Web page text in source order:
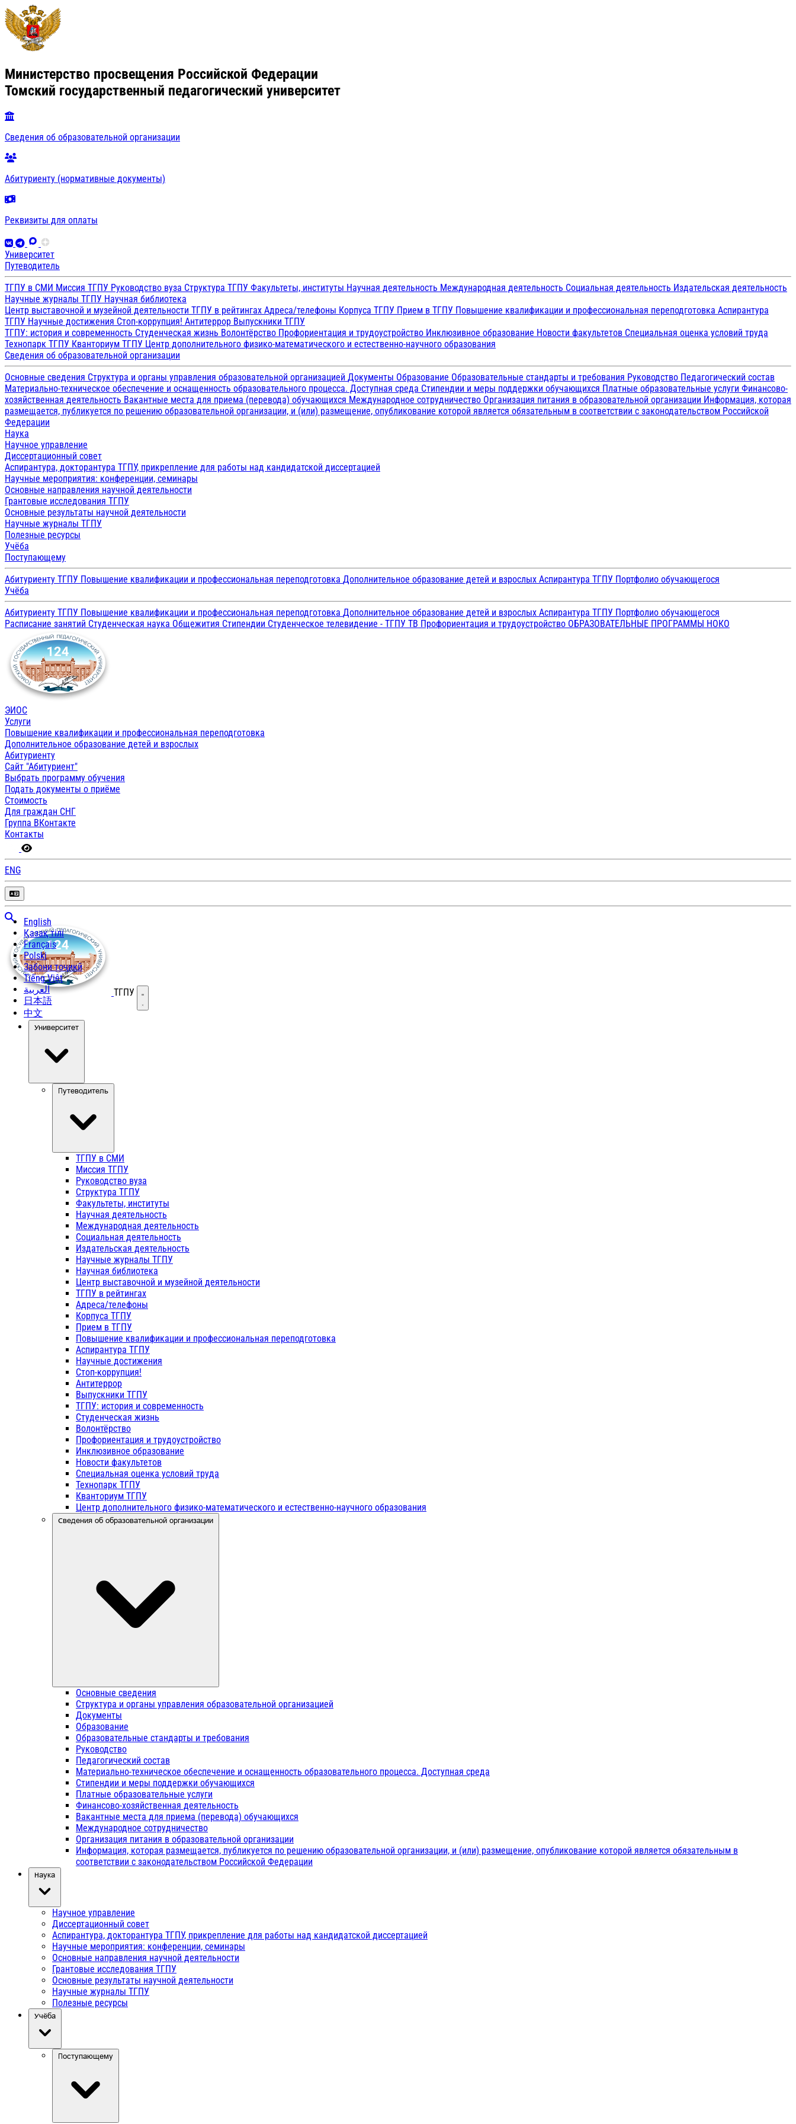
Министерство просвещения Российской Федерации
Томский государственный педагогический университет
Сведения об образовательной организации
Абитуриенту (нормативные документы)
Реквизиты для оплаты
Университет
Путеводитель
ТГПУ в СМИ Миссия ТГПУ Руководство вуза Структура ТГПУ Факультеты, институты Научная деятельность Международная деятельность Социальная деятельность Издательская деятельность
Научные журналы ТГПУ Научная библиотека
Центр выставочной и музейной деятельности ТГПУ в рейтингах Адреса/телефоны Корпуса ТГПУ Прием в ТГПУ Повышение квалификации и профессиональная переподготовка Аспирантура
ТГПУ Научные достижения Стоп-коррупция! Антитеррор Выпускники ТГПУ
ТГПУ: история и современность Студенческая жизнь Волонтёрство Профориентация и трудоустройство Инклюзивное образование Новости факультетов Специальная оценка условий труда
Технопарк ТГПУ Кванториум ТГПУ Центр дополнительного физико-математического и естественно-научного образования
Сведения об образовательной организации
Основные сведения Структура и органы управления образовательной организацией Документы Образование Образовательные стандарты и требования Руководство Педагогический состав
Материально-техническое обеспечение и оснащенность образовательного процесса. Доступная среда Стипендии и меры поддержки обучающихся Платные образовательные услуги Финансово-
хозяйственная деятельность Вакантные места для приема (перевода) обучающихся Международное сотрудничество Организация питания в образовательной организации Информация, которая
размещается, публикуется по решению образовательной организации, и (или) размещение, опубликование которой является обязательным в соответствии с законодательством Российской
Федерации
Наука
Научное управление
Диссертационный совет
Аспирантура, докторантура ТГПУ, прикрепление для работы над кандидатской диссертацией
Научные мероприятия: конференции, семинары
Основные направления научной деятельности
Грантовые исследования ТГПУ
Основные результаты научной деятельности
Научные журналы ТГПУ
Полезные ресурсы
Учёба
Поступающему
Абитуриенту ТГПУ Повышение квалификации и профессиональная переподготовка Дополнительное образование детей и взрослых Аспирантура ТГПУ Портфолио обучающегося
Учёба
Абитуриенту ТГПУ Повышение квалификации и профессиональная переподготовка Дополнительное образование детей и взрослых Аспирантура ТГПУ Портфолио обучающегося
Расписание занятий Студенческая наука Общежития Стипендии Студенческое телевидение - ТГПУ ТВ Профориентация и трудоустройство ОБРАЗОВАТЕЛЬНЫЕ ПРОГРАММЫ НОКО
ЭИОС
Услуги
Повышение квалификации и профессиональная переподготовка
Дополнительное образование детей и взрослых
Абитуриенту
Сайт "Абитуриент"
Выбрать программу обучения
Подать документы о приёме
Стоимость
Для граждан СНГ
Группа ВКонтакте
Контакты
ENG
English
Қазақ тілі
Français
Polski
Забони тоҷикӣ
Tiếng Việt
العربية
日本語
中文
ТГПУ Открыть меню
Университет
Путеводитель
ТГПУ в СМИ
Миссия ТГПУ
Руководство вуза
Структура ТГПУ
Факультеты, институты
Научная деятельность
Международная деятельность
Социальная деятельность
Издательская деятельность
Научные журналы ТГПУ
Научная библиотека
Центр выставочной и музейной деятельности
ТГПУ в рейтингах
Адреса/телефоны
Корпуса ТГПУ
Прием в ТГПУ
Повышение квалификации и профессиональная переподготовка
Аспирантура ТГПУ
Научные достижения
Стоп-коррупция!
Антитеррор
Выпускники ТГПУ
ТГПУ: история и современность
Студенческая жизнь
Волонтёрство
Профориентация и трудоустройство
Инклюзивное образование
Новости факультетов
Специальная оценка условий труда
Технопарк ТГПУ
Кванториум ТГПУ
Центр дополнительного физико-математического и естественно-научного образования
Сведения об образовательной организации
Основные сведения
Структура и органы управления образовательной организацией
Документы
Образование
Образовательные стандарты и требования
Руководство
Педагогический состав
Материально-техническое обеспечение и оснащенность образовательного процесса. Доступная среда
Стипендии и меры поддержки обучающихся
Платные образовательные услуги
Финансово-хозяйственная деятельность
Вакантные места для приема (перевода) обучающихся
Международное сотрудничество
Организация питания в образовательной организации
Информация, которая размещается, публикуется по решению образовательной организации, и (или) размещение, опубликование которой является обязательным в
соответствии с законодательством Российской Федерации
Наука
Научное управление
Диссертационный совет
Аспирантура, докторантура ТГПУ, прикрепление для работы над кандидатской диссертацией
Научные мероприятия: конференции, семинары
Основные направления научной деятельности
Грантовые исследования ТГПУ
Основные результаты научной деятельности
Научные журналы ТГПУ
Полезные ресурсы
Учёба
Поступающему